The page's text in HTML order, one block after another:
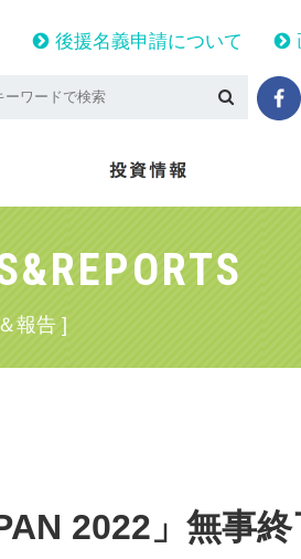
後援名義申請について
報告 ]
2022」無事終